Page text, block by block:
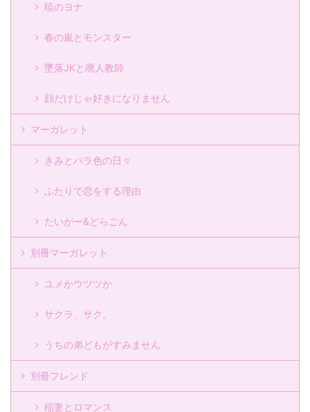
暁のヨナ
春の嵐とモンスター
墜落JKと廃人教師
顔だけじゃ好きになりません
マーガレット
きみとバラ色の日々
ふたりで恋をする理由
たいがー&どらごん
別冊マーガレット
ユメかウツツか
サクラ、サク。
うちの弟どもがすみません
別冊フレンド
稲妻とロマンス